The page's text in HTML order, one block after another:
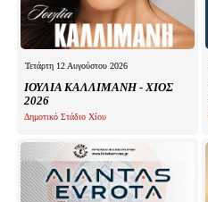
Τετάρτη 12 Αυγούστου 2026
ΙΟΥΛΙΑ ΚΑΛΛΙΜΑΝΗ - ΧΙΟΣ
2026
Δημοτικό Στάδιο Χίου